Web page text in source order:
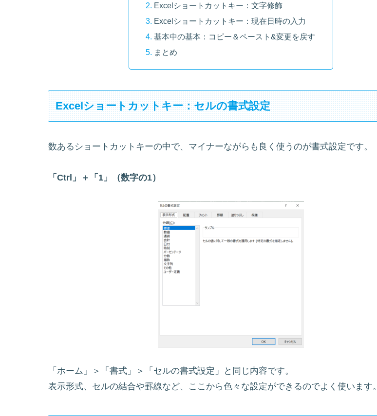
Excelショートカットキー：文字修飾
Excelショートカットキー：現在日時の入力
基本中の基本：コピー＆ペースト&変更を戻す
まとめ
Excelショートカットキー：セルの書式設定
数あるショートカットキーの中で、マイナーながらも良く使うのが書式設定です。
「Ctrl」＋「1」（数字の1）
「ホーム」＞「書式」＞「セルの書式設定」と同じ内容です。
表示形式、セルの結合や罫線など、ここから色々な設定ができるのでよく使います。